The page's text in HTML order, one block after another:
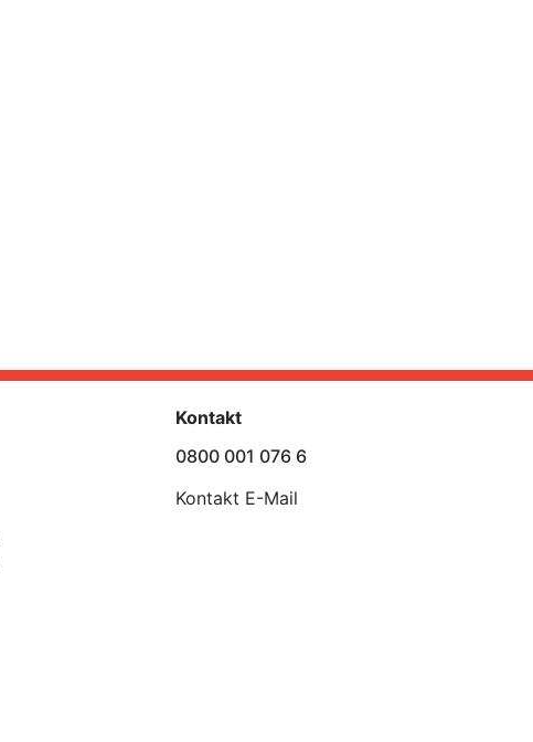
Kontakt
0800 001 076 6
Kontakt E-Mail